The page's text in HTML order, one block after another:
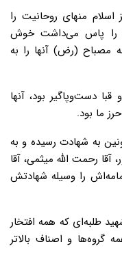
منهای روحانیت را
را پاس می‌داشت خوش
مصباح (رض) آنها را به
دست‌وپاگیر بود، آنها
ما بود.
به شهادت رسیده و به
رحمت الله میثمی، آقا
را وسیله شهادتش
از انقلاب شهدای محراب و ۴۳۵۰ شهید طلبه‌ای که همه افتخار
گروه‌ها و اصناف بالاتر